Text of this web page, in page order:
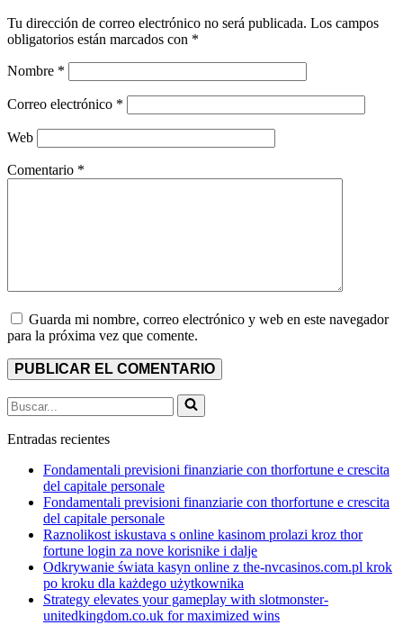
Tu dirección de correo electrónico no será publicada. Los campos
obligatorios están marcados con *
Nombre *
Correo electrónico *
Web
Comentario *
Guarda mi nombre, correo electrónico y web en este navegador
para la próxima vez que comente.
Buscar...
Entradas recientes
Fondamentali previsioni finanziarie con thorfortune e crescita
del capitale personale
Fondamentali previsioni finanziarie con thorfortune e crescita
del capitale personale
Raznolikost iskustava s online kasinom prolazi kroz thor
fortune login za nove korisnike i dalje
Odkrywanie świata kasyn online z the-nvcasinos.com.pl krok
po kroku dla każdego użytkownika
Strategy elevates your gameplay with slotmonster-
unitedkingdom.co.uk for maximized wins